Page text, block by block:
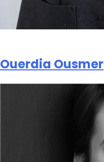
Ouerdia Ousmer